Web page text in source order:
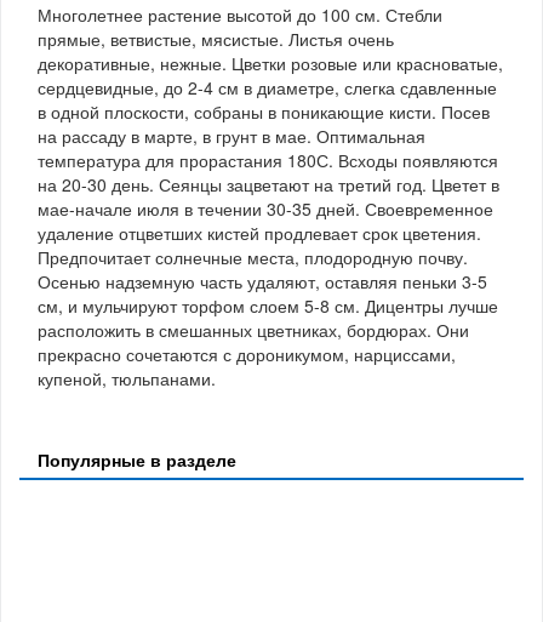
Многолетнее растение высотой до 100 см. Стебли
прямые, ветвистые, мясистые. Листья очень
декоративные, нежные. Цветки розовые или красноватые,
сердцевидные, до 2-4 см в диаметре, слегка сдавленные
в одной плоскости, собраны в поникающие кисти. Посев
на рассаду в марте, в грунт в мае. Оптимальная
температура для прорастания 180С. Всходы появляются
на 20-30 день. Сеянцы зацветают на третий год. Цветет в
мае-начале июля в течении 30-35 дней. Своевременное
удаление отцветших кистей продлевает срок цветения.
Предпочитает солнечные места, плодородную почву.
Осенью надземную часть удаляют, оставляя пеньки 3-5
см, и мульчируют торфом слоем 5-8 см. Дицентры лучше
расположить в смешанных цветниках, бордюрах. Они
прекрасно сочетаются с дороникумом, нарциссами,
купеной, тюльпанами.
Популярные в разделе